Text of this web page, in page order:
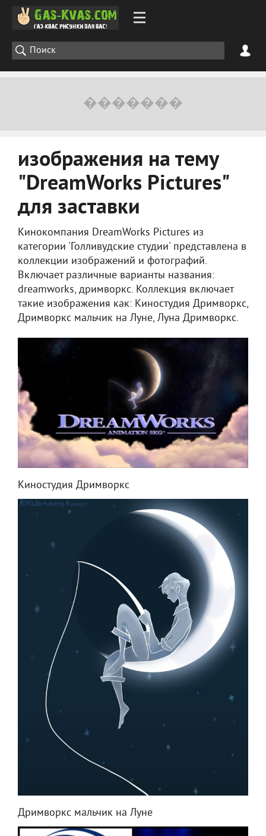
изображения на тему
"DreamWorks Pictures"
для заставки
Кинокомпания DreamWorks Pictures из
категории 'Голливудские студии' представлена в
коллекции изображений и фотографий.
Включает различные варианты названия:
dreamworks, дримворкс. Коллекция включает
такие изображения как: Киностудия Дримворкс,
Дримворкс мальчик на Луне, Луна Дримворкс.
Киностудия Дримворкс
Дримворкс мальчик на Луне